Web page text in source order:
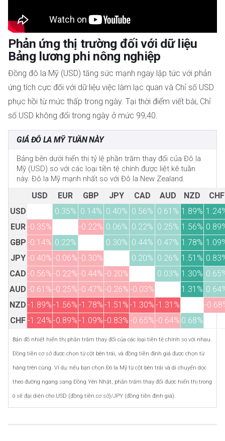
Phản ứng thị trường đối với dữ liệu
Bảng lương phi nông nghiệp
Đồng đô la Mỹ (USD) tăng sức mạnh ngay lập tức với phản
ứng tích cực đối với dữ liệu việc làm lạc quan và Chỉ số USD
phục hồi từ mức thấp trong ngày. Tại thời điểm viết bài, Chỉ
số USD không đổi trong ngày ở mức 99,40.
GIÁ ĐÔ LA MỸ TUẦN NÀY
Bảng bên dưới hiển thị tỷ lệ phần trăm thay đổi của Đô la
Mỹ (USD) so với các loại tiền tệ chính được liệt kê tuần
này. Đô la Mỹ mạnh nhất so với Đô la New Zealand.
USD EUR GBP JPY CAD AUD NZD
CHF
USD
0.35% 0.14% 0.40% 0.56% 0.61% 1.89%
EUR -0.35% -0.22% 0.06% 0.22% 0.25% 1.56%
GBP -0.14% 0.22% 0.30% 0.44% 0.47% 1.78%
JPY -0.40% -0.06% -0.30% 0.20% 0.26% 1.51%
CAD -0.56% -0.22% -0.44% -0.20% 0.03% 1.30%
AUD -0.61% -0.25% -0.47% -0.26% -0.03% 1.31%
NZD -1.89% -1.56% -1.78% -1.51% -1.30% -1.31%
-
CHF -1.24% -0.89% -1.09% -0.83% -0.65% -0.64% 0.68%
Bản đồ nhiệt hiển thị phần trăm thay đổi của các loại tiền tệ chính so với nhau.
Đồng tiền cơ sở được chọn từ cột bên trái, và đồng tiền định giá được chọn từ
hàng trên cùng. Ví dụ: nếu bạn chọn Đô la Mỹ từ cột bên trái và di chuyển dọc
theo đường ngang sang Đồng Yên Nhật, phần trăm thay đổi được hiển thị trong
ô sẽ đại diện cho USD (đồng tiền cơ sở)/JPY (đồng tiền định giá).